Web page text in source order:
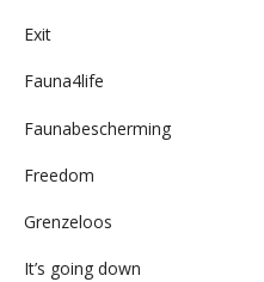
Exit
Fauna4life
Faunabescherming
Freedom
Grenzeloos
It’s going down